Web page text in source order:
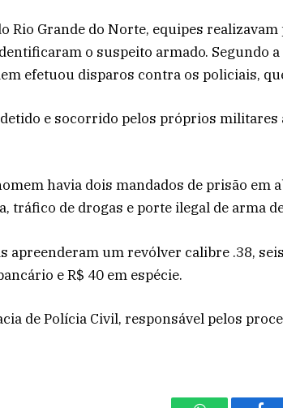
Rio Grande do Norte, equipes
o suspeito armado. Segundo
efetuou disparos contra os policiais,
e socorrido pelos próprios militares
havia dois mandados de prisão em
tráfico de drogas e porte ilegal de arma
apreenderam um revólver calibre .38,
e R$ 40 em espécie.
de Polícia Civil, responsável pelos